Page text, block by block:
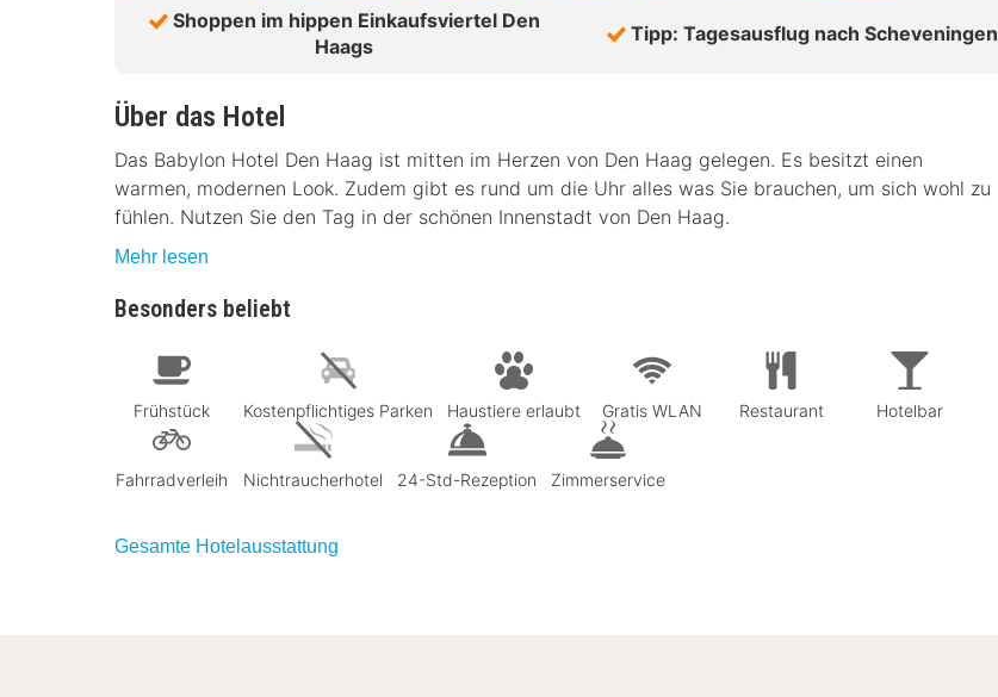
Shoppen im hippen Einkaufsviertel Den
Haags
Tipp: Tagesausflug nach Scheveningen
Über das Hotel
Das Babylon Hotel Den Haag ist mitten im Herzen von Den Haag gelegen. Es besitzt einen
warmen, modernen Look. Zudem gibt es rund um die Uhr alles was Sie brauchen, um sich wohl zu
fühlen. Nutzen Sie den Tag in der schönen Innenstadt von Den Haag.
Mehr lesen
Besonders beliebt
Frühstück Kostenpflichtiges Parken Haustiere erlaubt Gratis WLAN Restaurant Hotelbar
Fahrradverleih Nichtraucherhotel 24-Std-Rezeption Zimmerservice
Gesamte Hotelausstattung